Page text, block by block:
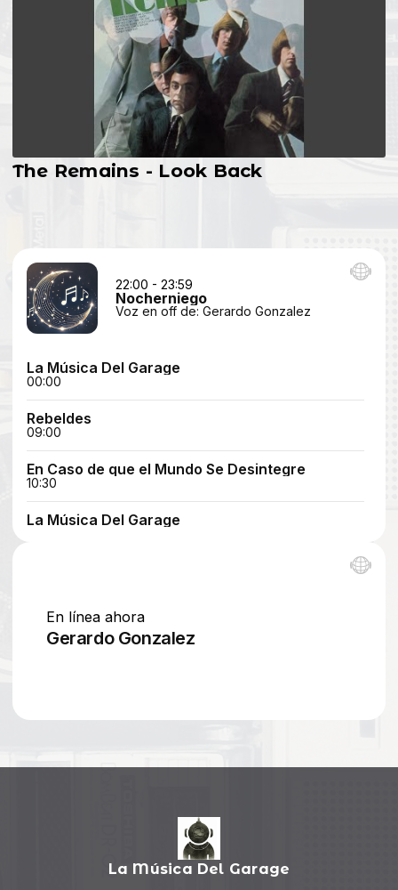
The Remains - Look Back
La Música Del Garage